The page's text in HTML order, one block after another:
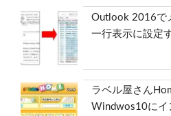
Outlook 2016で
一行表示に設定
ラベル屋さん
Windwos10にイ